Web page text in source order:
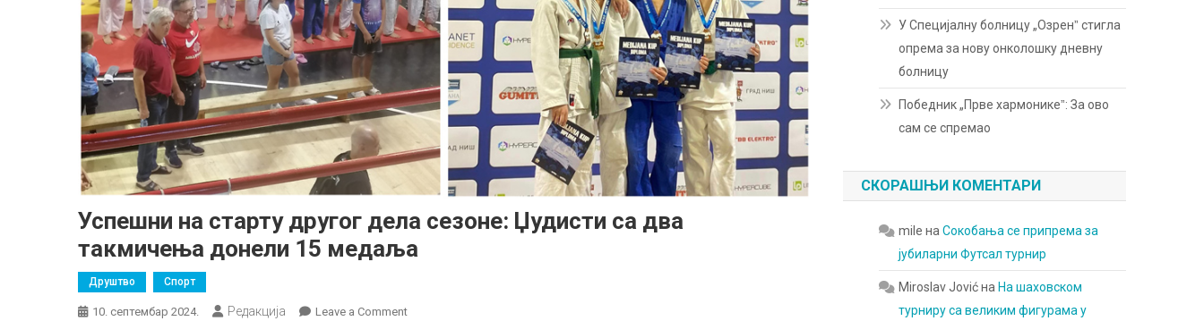
Успешни на старту другог дела сезоне: Џудисти са два
такмичења донели 15 медаља
Друштво Спорт
10. септембар 2024. Редакција Leave a Commenton
У Специјалну болницу „Озренˮ стигла
опрема за нову онколошку дневну
болницу
Победник „Прве хармоникеˮ: За ово
сам се спремао
СКОРАШЊИ КОМЕНТАРИ
mile наСокобања се припрема за
јубиларни Футсал турнир
Miroslav Jovićна На шаховском
турниру са великим фигурама у